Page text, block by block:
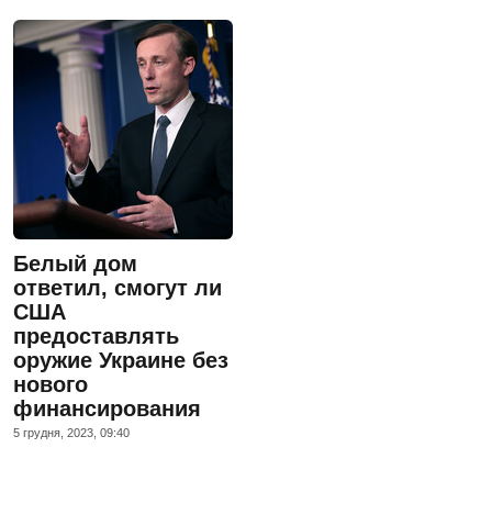
Белый дом
ответил, смогут ли
США
предоставлять
оружие Украине без
нового
финансирования
5 грудня, 2023, 09:40